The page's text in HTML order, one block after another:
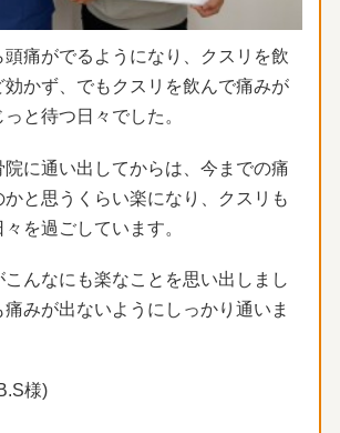
痛がでるようになり、
クスリを飲
かず、 でもクスリを飲んで痛みが
と待つ日々でした。
に通い出してからは、 今までの痛
と思うくらい楽になり、
クスリも
を過ごしています。
んなにも楽なことを思い出しまし
みが出ないようにしっかり通いま
様)